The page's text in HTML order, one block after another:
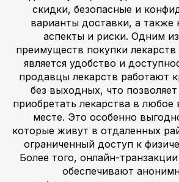
скидки, безопасные и
варианты доставки, а также
аспекты и риски. Одним
преимуществ покупки лекарств
является удобство и
продавцы лекарств работают
без выходных, что
приобретать лекарства в
месте. Это особенно
которые живут в отдаленных
ограниченный доступ к
Более того, онлайн-
обеспечивают